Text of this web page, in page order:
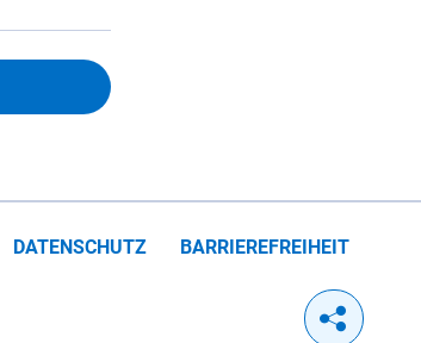
DATENSCHUTZ BARRIEREFREIHEIT